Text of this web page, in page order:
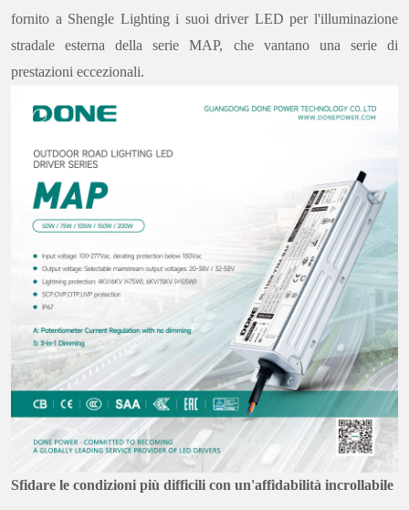
fornito a Shengle Lighting i suoi driver LED per l'illuminazione
stradale esterna della serie MAP, che vantano una serie di
prestazioni eccezionali.
Sfidare le condizioni più difficili con un'affidabilità incrollabile